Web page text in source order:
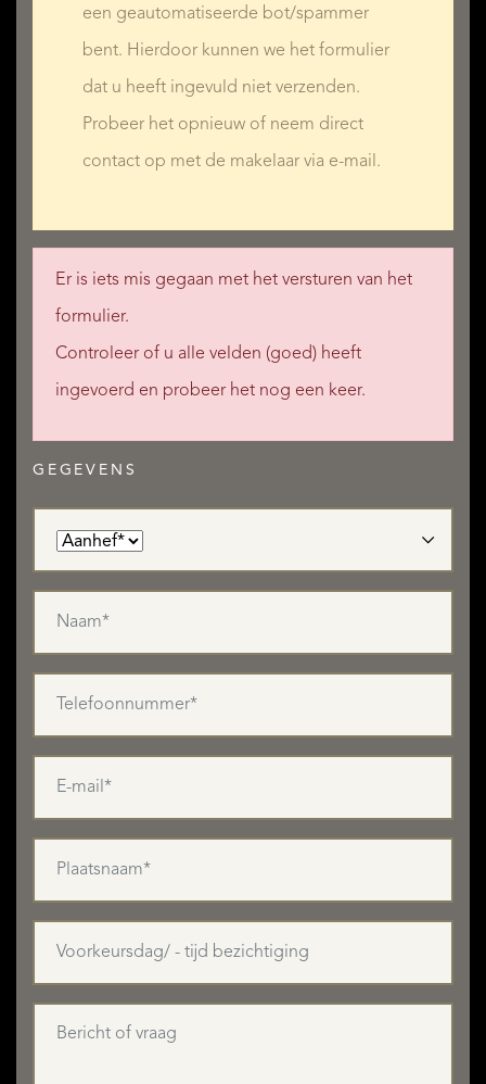
een geautomatiseerde bot/spammer
bent. Hierdoor kunnen we het formulier
dat u heeft ingevuld niet verzenden.
Probeer het opnieuw of neem direct
contact op met de makelaar via e-mail.
Er is iets mis gegaan met het versturen van het
formulier.
Controleer of u alle velden (goed) heeft
ingevoerd en probeer het nog een keer.
GEGEVENS